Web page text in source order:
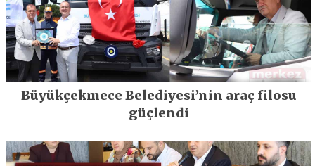
Büyükçekmece Belediyesi’nin araç filosu
güçlendi